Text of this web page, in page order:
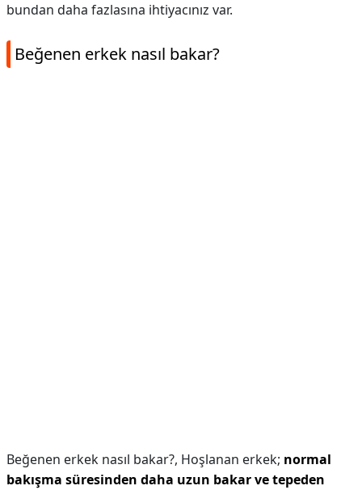
bundan daha fazlasına ihtiyacınız var.
Beğenen erkek nasıl bakar?
Beğenen erkek nasıl bakar?, Hoşlanan erkek; normal
bakışma süresinden daha uzun bakar ve tepeden